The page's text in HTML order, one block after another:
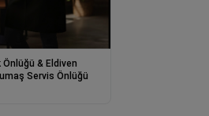
& Eldiven
Servis Önlüğü